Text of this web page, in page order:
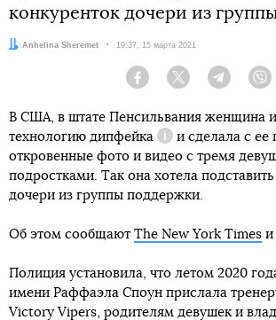
конкуренток дочери из
Автор:
Anhelina Sheremet Дата:
19:37, 15 марта 2021
Facebook Twitter Telegram
В США, в штате Пенсильвания женщина
технологию дипфейка
Справка
и сделала с
откровенные фото и видео с тремя
подростками. Так она хотела
дочери из группы поддержки.
Об этом сообщают The New York Times и
Полиция установила, что летом 2020
имени Раффаэла Споун прислала
Victory Vipers, родителям девушек и